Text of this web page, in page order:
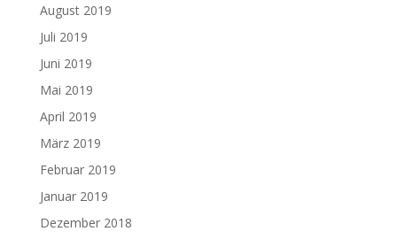
August 2019
Juli 2019
Juni 2019
Mai 2019
April 2019
März 2019
Februar 2019
Januar 2019
Dezember 2018